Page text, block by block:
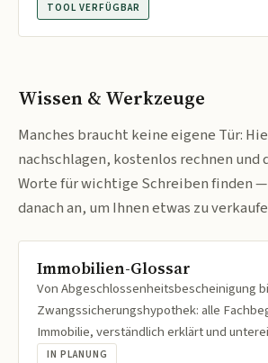
TOOL VERFÜGBAR
Wissen & Werkzeuge
Manches braucht keine eigene Tür:
nachschlagen, kostenlos rechnen
Worte für wichtige Schreiben finden
danach an, um Ihnen etwas zu
Immobilien-Glossar
Von Abgeschlossenheitsbescheinigung
Zwangssicherungshypothek: alle
Immobilie, verständlich erklärt und
IN PLANUNG